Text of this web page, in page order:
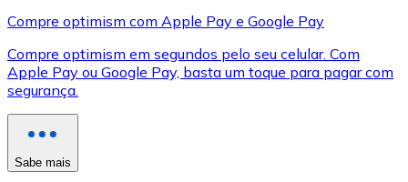
XRP
XRP
Ver tudo
Compre optimism com Apple Pay e Google Pay
Compre optimism em segundos pelo seu celular. Com
Apple Pay ou Google Pay, basta um toque para pagar com
segurança.
Sabe mais